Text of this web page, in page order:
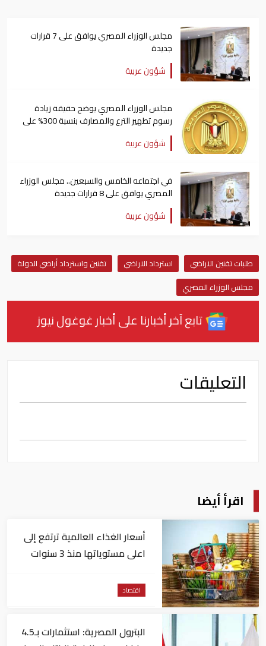
مجلس الوزراء المصري يوافق على 7 قرارات
جديدة
شؤون عربية
مجلس الوزراء المصري يوضح حقيقة زيادة
رسوم تطهير الترع والمصارف بنسبة 300% على
المزارعين
شؤون عربية
في اجتماعه الخامس والسبعين.. مجلس الوزراء
المصري يوافق على 8 قرارات جديدة
شؤون عربية
طلبات تقنين الاراضي استرداد الاراضي
تقنين واسترداد أراضي الدولة
مجلس الوزراء المصري
تابع آخر أخبارنا على أخبار غوغول نيوز
التعليقات
اقرأ أيضا
أسعار الغذاء العالمية ترتفع إلى
اعلى مستوياتها منذ 3 سنوات
اقتصاد
البترول المصرية: استثمارات بـ4.5